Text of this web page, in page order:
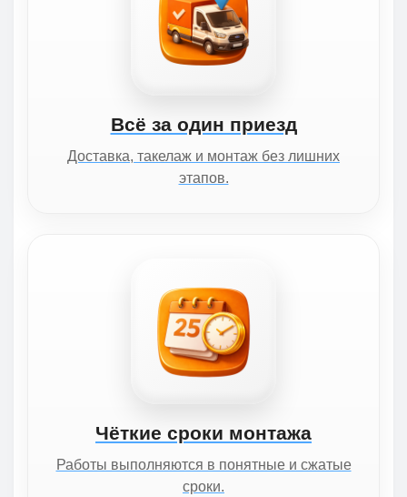
Всё за один приезд
Доставка, такелаж и монтаж без лишних
этапов.
Чёткие сроки монтажа
Работы выполняются в понятные и сжатые
сроки.